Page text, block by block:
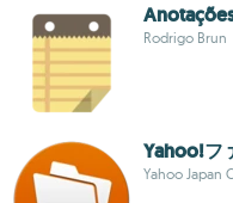
Rodrigo Brun
Yahoo!フ
Yahoo Japan